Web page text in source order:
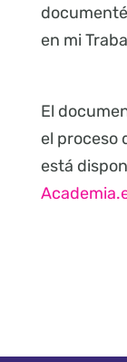
en mi
El
el proceso
está